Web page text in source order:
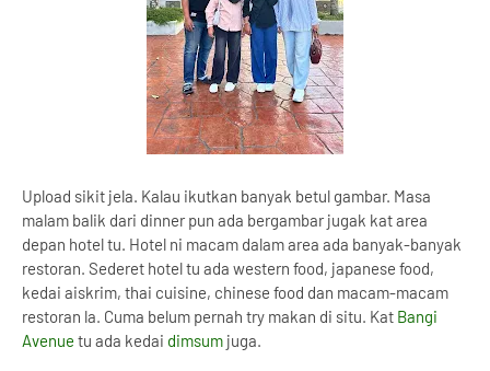
Upload sikit jela. Kalau ikutkan banyak betul gambar. Masa
malam balik dari dinner pun ada bergambar jugak kat area
depan hotel tu. Hotel ni macam dalam area ada banyak-banyak
restoran. Sederet hotel tu ada western food, japanese food,
kedai aiskrim, thai cuisine, chinese food dan macam-macam
restoran la. Cuma belum pernah try makan di situ. Kat Bangi
Avenue tu ada kedai dimsum juga.